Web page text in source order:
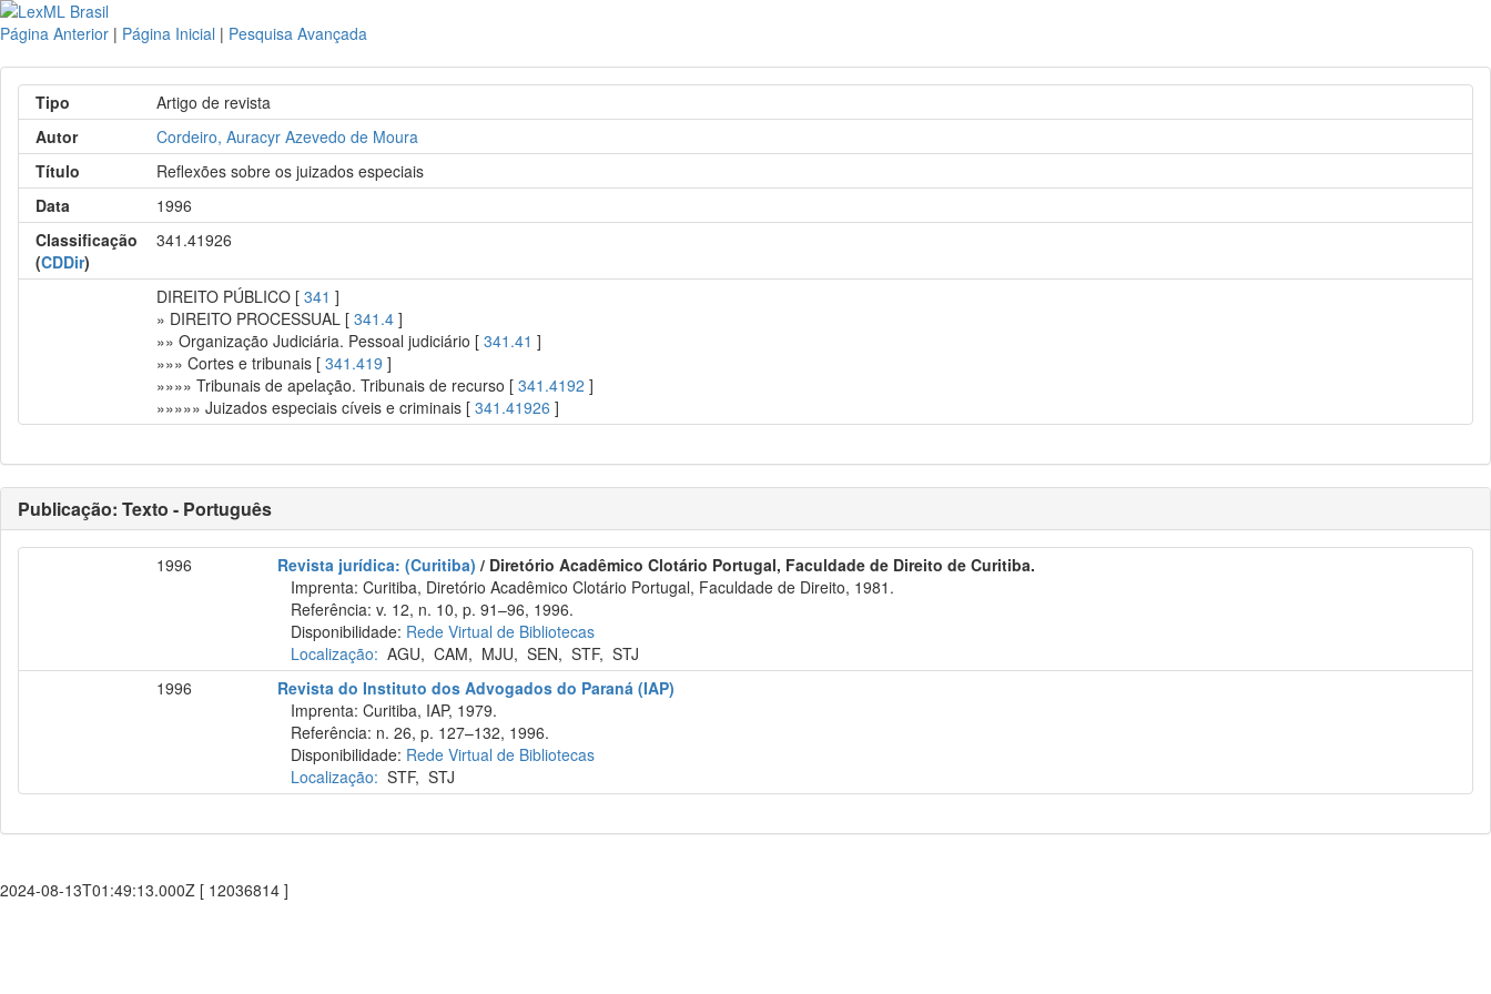
Página Anterior | Página Inicial | Pesquisa Avançada
Tipo
Artigo de revista
Autor
Cordeiro, Auracyr Azevedo de Moura
Título
Reflexões sobre os juizados especiais
Data
1996
Classificação
(CDDir)
341.41926
DIREITO PÚBLICO [341 ]
» DIREITO PROCESSUAL [341.4 ]
»» Organização Judiciária. Pessoal judiciário [341.41 ]
»»» Cortes e tribunais [341.419 ]
»»»» Tribunais de apelação. Tribunais de recurso [341.4192 ]
»»»»» Juizados especiais cíveis e criminais [341.41926 ]
Publicação: Texto - Português
1996 Revista jurídica: (Curitiba) / Diretório Acadêmico Clotário Portugal, Faculdade de Direito de Curitiba.
Imprenta: Curitiba, Diretório Acadêmico Clotário Portugal, Faculdade de Direito, 1981.
Referência: v. 12, n. 10, p. 91–96, 1996.
Disponibilidade: Rede Virtual de Bibliotecas
Localização: AGU,CAM, MJU,SEN,STF,STJ
1996
Revista do Instituto dos Advogados do Paraná (IAP)
Imprenta: Curitiba, IAP, 1979.
Referência: n. 26, p. 127–132, 1996.
Disponibilidade: Rede Virtual de Bibliotecas
Localização: STF,STJ
2024-08-13T01:49:13.000Z [ 12036814 ]